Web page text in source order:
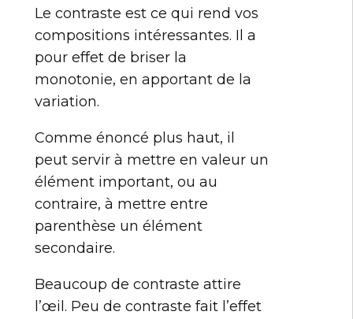
Le contraste est ce qui rend vos
compositions intéressantes. Il a
pour effet de briser la
monotonie, en apportant de la
variation.
Comme énoncé plus haut, il
peut servir à mettre en valeur un
élément important, ou au
contraire, à mettre entre
parenthèse un élément
secondaire.
Beaucoup de contraste attire
l’œil. Peu de contraste fait l’effet